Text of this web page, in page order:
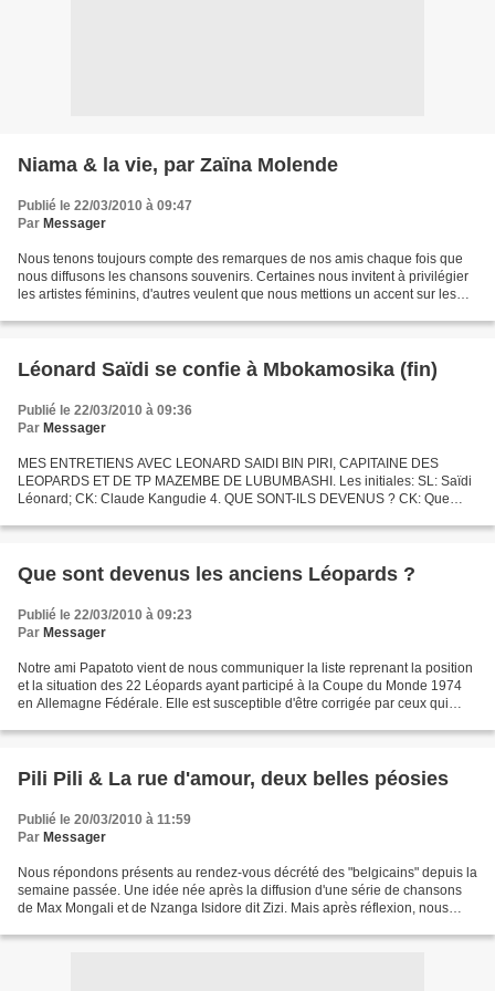
Niama & la vie, par Zaïna Molende
Publié le 22/03/2010 à 09:47
Par Messager
Nous tenons toujours compte des remarques de nos amis chaque fois que
nous diffusons les chansons souvenirs. Certaines nous invitent à privilégier
les artistes féminins, d'autres veulent que nous mettions un accent sur les
Léonard Saïdi se confie à Mbokamosika (fin)
Publié le 22/03/2010 à 09:36
Par Messager
MES ENTRETIENS AVEC LEONARD SAIDI BIN PIRI, CAPITAINE DES
LEOPARDS ET DE TP MAZEMBE DE LUBUMBASHI. Les initiales: SL: Saïdi
Léonard; CK: Claude Kangudie 4. QUE SONT-ILS DEVENUS ? CK: Que
Que sont devenus les anciens Léopards ?
Publié le 22/03/2010 à 09:23
Par Messager
Notre ami Papatoto vient de nous communiquer la liste reprenant la position
et la situation des 22 Léopards ayant participé à la Coupe du Monde 1974
en Allemagne Fédérale. Elle est susceptible d'être corrigée par ceux qui
Pili Pili & La rue d'amour, deux belles péosies
Publié le 20/03/2010 à 11:59
Par Messager
Nous répondons présents au rendez-vous décrété des "belgicains" depuis la
semaine passée. Une idée née après la diffusion d'une série de chansons
de Max Mongali et de Nzanga Isidore dit Zizi. Mais après réflexion, nous